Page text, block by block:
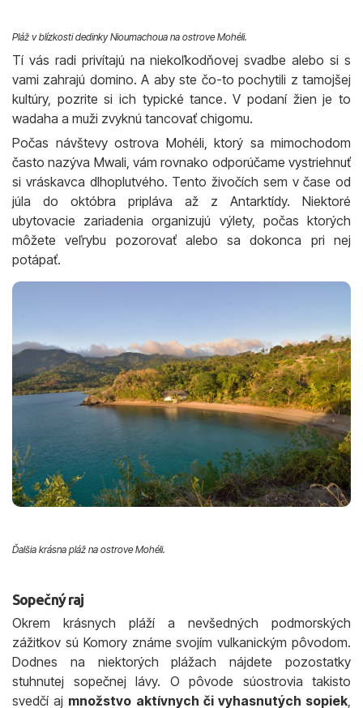
Pláž v blízkosti dedinky Nioumachoua na ostrove Mohéli.
Tí vás radi privítajú na niekoľkodňovej svadbe alebo si s
vami zahrajú domino. A aby ste čo-to pochytili z tamojšej
kultúry, pozrite si ich typické tance. V podaní žien je to
wadaha a muži zvyknú tancovať chigomu.
Počas návštevy ostrova Mohéli, ktorý sa mimochodom
často nazýva Mwali, vám rovnako odporúčame vystriehnuť
si vráskavca dlhoplutvého. Tento živočích sem v čase od
júla do októbra pripláva až z Antarktídy. Niektoré
ubytovacie zariadenia organizujú výlety, počas ktorých
môžete veľrybu pozorovať alebo sa dokonca pri nej
potápať.
Ďalšia krásna pláž na ostrove Mohéli.
Sopečný raj
Okrem krásnych pláží a nevšedných podmorských
zážitkov sú Komory známe svojím vulkanickým pôvodom.
Dodnes na niektorých plážach nájdete pozostatky
stuhnutej sopečnej lávy. O pôvode súostrovia takisto
svedčí aj množstvo aktívnych či vyhasnutých sopiek,